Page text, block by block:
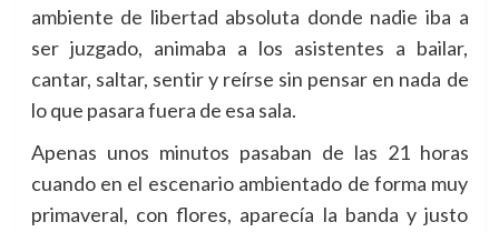
ambiente de libertad absoluta donde nadie iba a
ser juzgado, animaba a los asistentes a bailar,
cantar, saltar, sentir y reírse sin pensar en nada de
lo que pasara fuera de esa sala.
Apenas unos minutos pasaban de las 21 horas
cuando en el escenario ambientado de forma muy
primaveral, con flores, aparecía la banda y justo